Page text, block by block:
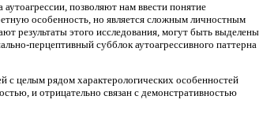
позволяют нам ввести понятие
особенность, но является сложным личностным
результаты этого исследования, могут быть выделены
перцептивный субблок аутоагрессивного паттерна
с целым рядом характерологических особенностей
и отрицательно связан с демонстративностью